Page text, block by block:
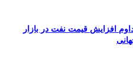
افزایش قیمت نفت در بازار